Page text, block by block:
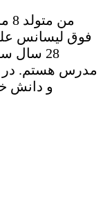
فوق لیسانس
28 سال
مدرس هستم. در
و دانش